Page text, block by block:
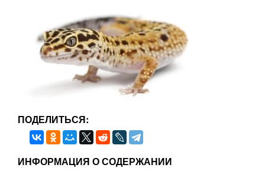
ПОДЕЛИТЬСЯ:
ИНФОРМАЦИЯ О СОДЕРЖАНИИ